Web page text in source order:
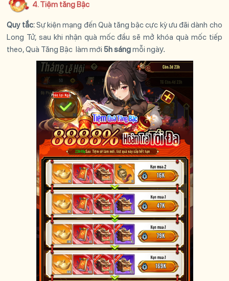
4. Tiệm tăng Bậc
Quy tắc:Sự kiện mạng đến Quà tăng bậc cực kỳ ưu đãi dành cho
Long Tử, sau khi nhận quà mốc đầu sẽ mở khóa quà mốc tiếp
theo, Quà Tăng Bậc làm mới5h sángmỗi ngày.